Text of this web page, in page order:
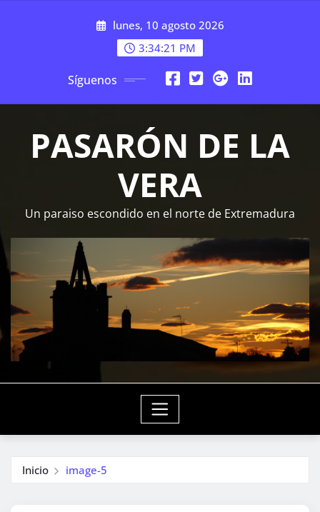
lunes, 10 agosto 2026
3:34:21 PM
Síguenos
PASARÓN DE LA
VERA
Un paraiso escondido en el norte de Extremadura
Inicio image-5